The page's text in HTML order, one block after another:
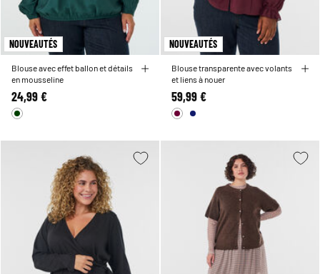
NOUVEAUTÉS
Blouse avec effet ballon et détails
en mousseline
24,99 €
NOUVEAUTÉS
Blouse transparente avec volants
et liens à nouer
59,99 €